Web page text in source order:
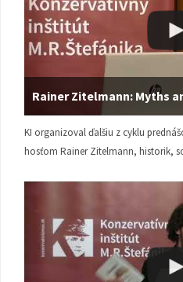
Rainer Zitelmann: Myths
KI organizoval ďalšiu z cyklu
hosťom Rainer Zitelmann, historik,